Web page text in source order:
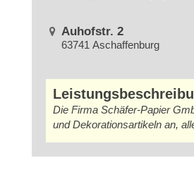
Auhofstr. 2
63741 Aschaffenburg
Die Firma Schäfer-Papier
und Dekorationsartikeln an,